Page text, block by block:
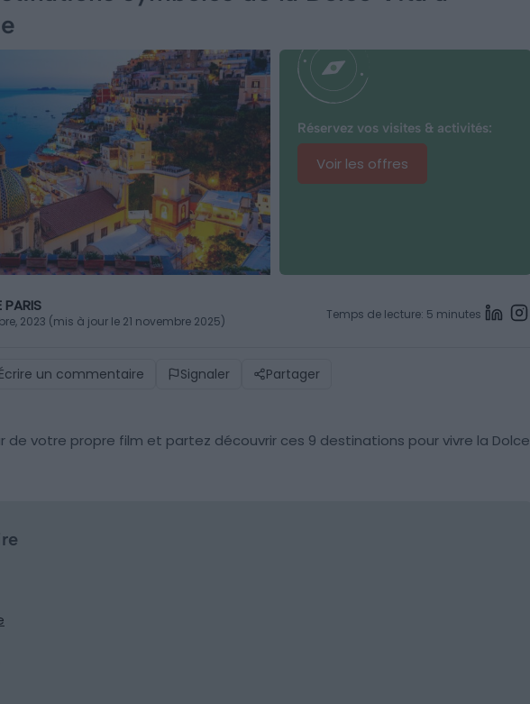
Réservez vos visites & activités:
Voir les offres
PARIS
2023 (mis à jour le 21 novembre 2025) Temps de lecture: 5 minutes
Écrire un commentaire Signaler Partager
de votre propre film et partez découvrir ces 9 destinations pour vivre la Dolce